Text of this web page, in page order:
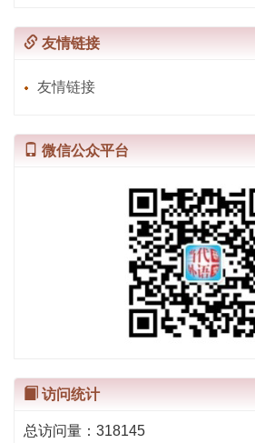
友情链接
友情链接
微信公众平台
访问统计
总访问量： 318145